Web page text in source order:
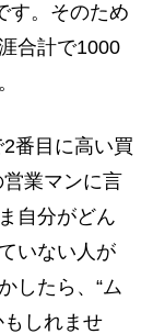
す。そのため
合計で1000
番目に高い買
業マンに言
自分がどん
いない人が
したら、“ム
もしれませ